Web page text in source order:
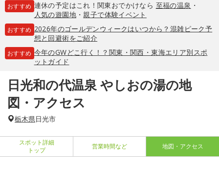
おすすめ 連休の予定はこれ！関東おでかけなら 至福の温泉 ・
人気の遊園地・親子で体験イベント
おすすめ 2026年のゴールデンウィークはいつから？混雑ピーク予
想と回避術をご紹介
おすすめ 今年のGWどこ行く！？関東・関西・東海エリア別スポ
ットガイド
日光和の代温泉 やしおの湯の地
図・アクセス
栃木県日光市
スポット詳細
トップ
営業時間など 地図・アクセス